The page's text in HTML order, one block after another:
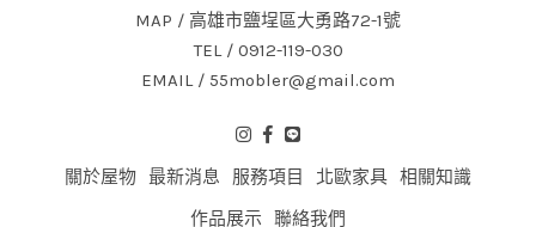
MAP / 高雄市鹽埕區大勇路72-1號
TEL / 0912-119-030
EMAIL / 55mobler@gmail.com
關於屋物 最新消息 服務項目 北歐家具 相關知識
作品展示
聯絡我們